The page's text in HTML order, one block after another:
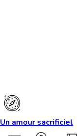
Un amour sacrificiel